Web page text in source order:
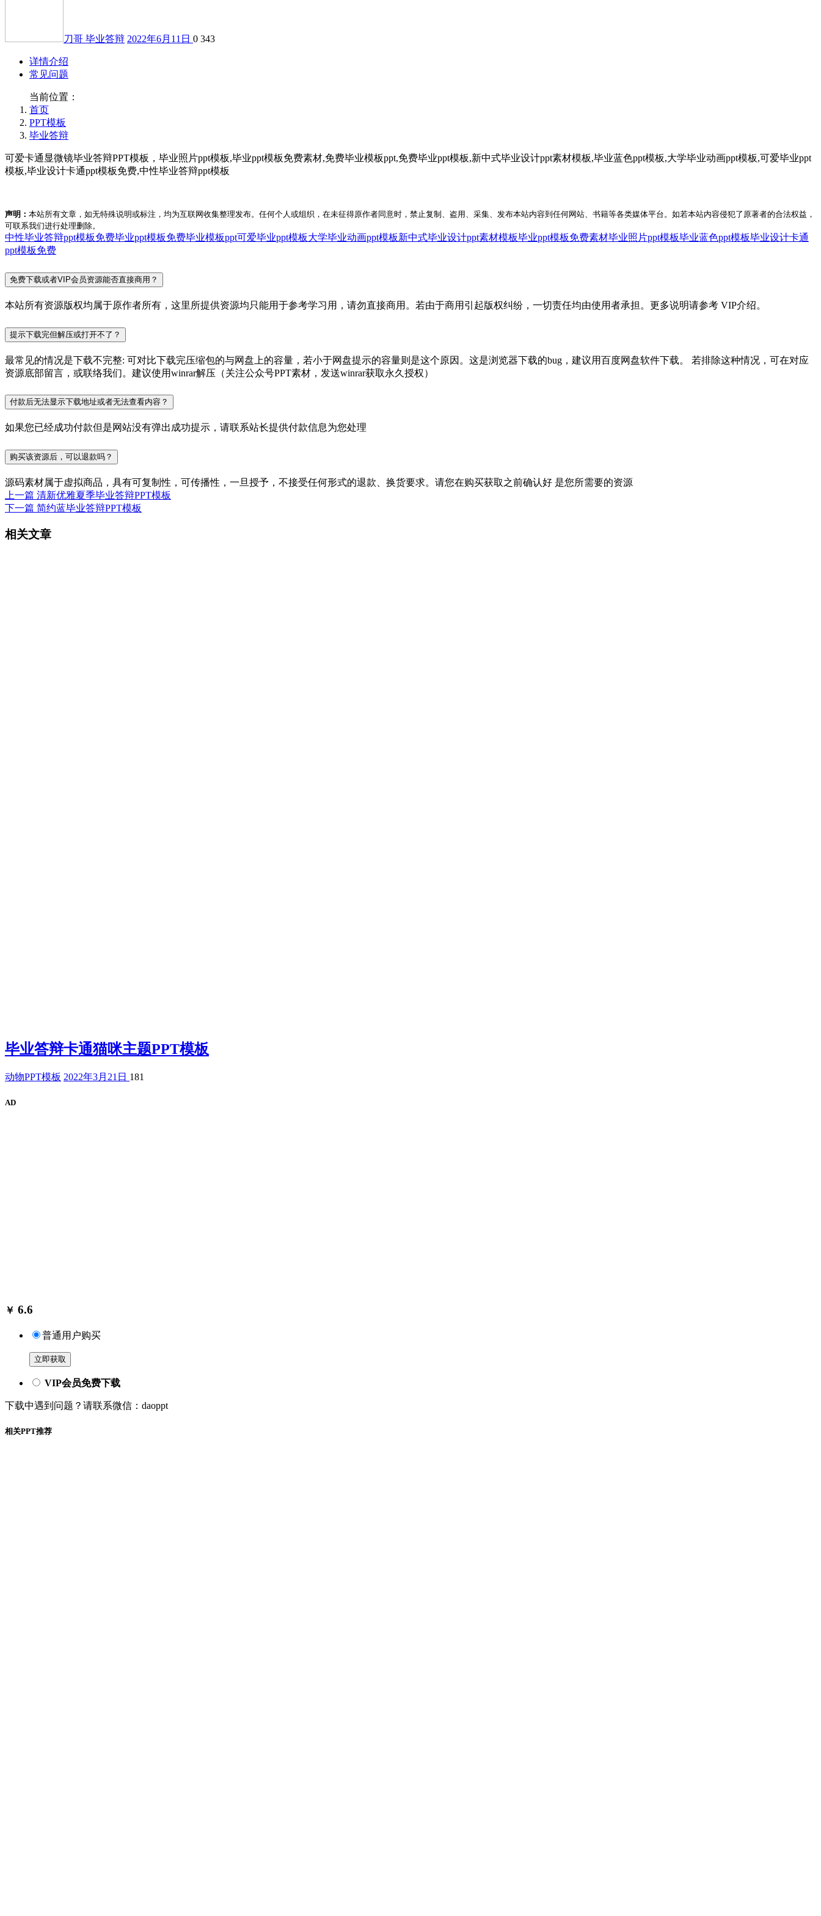
刀哥 毕业答辩 2022年6月11日 0 343
详情介绍
常见问题
当前位置：
首页
PPT模板
毕业答辩
可爱卡通显微镜毕业答辩PPT模板，毕业照片ppt模板,毕业ppt模板免费素材,免费毕业模板ppt,免费毕业ppt模板,新中式毕业设计ppt素材模板,毕业蓝色ppt模板,大学毕业动画ppt模板,可爱毕业ppt
模板,毕业设计卡通ppt模板免费,中性毕业答辩ppt模板
声明： 本站所有文章，如无特殊说明或标注，均为互联网收集整理发布。任何个人或组织，在未征得原作者同意时，禁止复制、盗用、采集、发布本站内容到任何网站、书籍等各类媒体平台。如若本站内容侵犯了原著者的合法权益，
可联系我们进行处理删除。
中性毕业答辩ppt模板免费毕业ppt模板免费毕业模板ppt可爱毕业ppt模板大学毕业动画ppt模板新中式毕业设计ppt素材模板毕业ppt模板免费素材毕业照片ppt模板毕业蓝色ppt模板毕业设计卡通
ppt模板免费
免费下载或者VIP会员资源能否直接商用？
本站所有资源版权均属于原作者所有，这里所提供资源均只能用于参考学习用，请勿直接商用。若由于商用引起版权纠纷，一切责任均由使用者承担。更多说明请参考 VIP介绍。
提示下载完但解压或打开不了？
最常见的情况是下载不完整: 可对比下载完压缩包的与网盘上的容量，若小于网盘提示的容量则是这个原因。这是浏览器下载的bug，建议用百度网盘软件下载。 若排除这种情况，可在对应
资源底部留言，或联络我们。建议使用winrar解压（关注公众号PPT素材，发送winrar获取永久授权）
付款后无法显示下载地址或者无法查看内容？
如果您已经成功付款但是网站没有弹出成功提示，请联系站长提供付款信息为您处理
购买该资源后，可以退款吗？
源码素材属于虚拟商品，具有可复制性，可传播性，一旦授予，不接受任何形式的退款、换货要求。请您在购买获取之前确认好 是您所需要的资源
上一篇 清新优雅夏季毕业答辩PPT模板
下一篇 简约蓝毕业答辩PPT模板
相关文章
毕业答辩卡通猫咪主题PPT模板
动物PPT模板 2022年3月21日 181
AD
￥ 6.6
普通用户购买
立即获取
VIP会员免费下载
下载中遇到问题？请联系微信：daoppt
相关PPT推荐